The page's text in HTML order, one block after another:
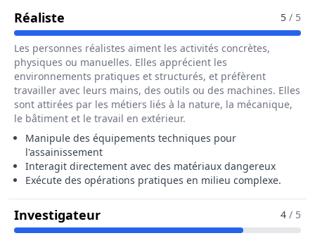
Réaliste Pour Le Métier De Technicien / 5 / 5
Les personnes réalistes aiment les activités concrètes,
physiques ou manuelles. Elles apprécient les
environnements pratiques et structurés, et préfèrent
travailler avec leurs mains, des outils ou des machines. Elles
sont attirées par les métiers liés à la nature, la mécanique,
le bâtiment et le travail en extérieur.
Manipule des équipements techniques pour
l'assainissement
Interagit directement avec des matériaux dangereux
Exécute des opérations pratiques en milieu complexe.
InvestigateurPour Le Métier De Technicien /
4 / 5